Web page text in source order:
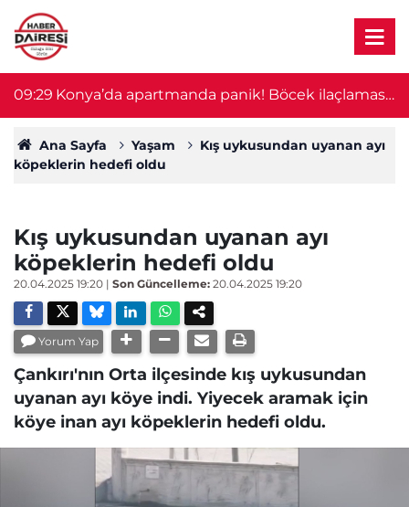
09:29 Konya’da apartmanda panik! Böcek ilaçlaması
sonrası ekipler alarma geçti
Ana Sayfa Yaşam
Kış uykusundan uyanan ayı
köpeklerin hedefi oldu
Kış uykusundan uyanan ayı
köpeklerin hedefi oldu
20.04.2025 19:20 | Son Güncelleme: 20.04.2025 19:20
Yorum Yap
Çankırı'nın Orta ilçesinde kış uykusundan
uyanan ayı köye indi. Yiyecek aramak için
köye inan ayı köpeklerin hedefi oldu.